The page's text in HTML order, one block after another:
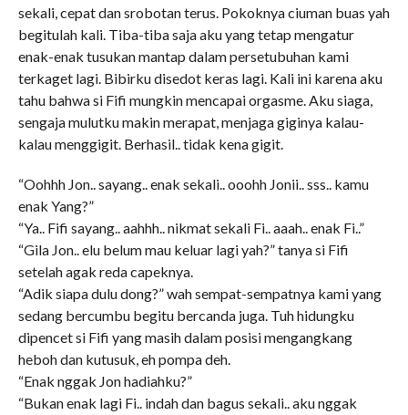
sekali, cepat dan srobotan terus. Pokoknya ciuman buas yah
begitulah kali. Tiba-tiba saja aku yang tetap mengatur
enak-enak tusukan mantap dalam persetubuhan kami
terkaget lagi. Bibirku disedot keras lagi. Kali ini karena aku
tahu bahwa si Fifi mungkin mencapai orgasme. Aku siaga,
sengaja mulutku makin merapat, menjaga giginya kalau-
kalau menggigit. Berhasil.. tidak kena gigit.
“Oohhh Jon.. sayang.. enak sekali.. ooohh Jonii.. sss.. kamu
enak Yang?”
“Ya.. Fifi sayang.. aahhh.. nikmat sekali Fi.. aaah.. enak Fi..”
“Gila Jon.. elu belum mau keluar lagi yah?” tanya si Fifi
setelah agak reda capeknya.
“Adik siapa dulu dong?” wah sempat-sempatnya kami yang
sedang bercumbu begitu bercanda juga. Tuh hidungku
dipencet si Fifi yang masih dalam posisi mengangkang
heboh dan kutusuk, eh pompa deh.
“Enak nggak Jon hadiahku?”
“Bukan enak lagi Fi.. indah dan bagus sekali.. aku nggak